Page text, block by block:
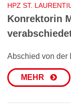
HPZ ST.
Konrektorin
Abschied von der
MEHR